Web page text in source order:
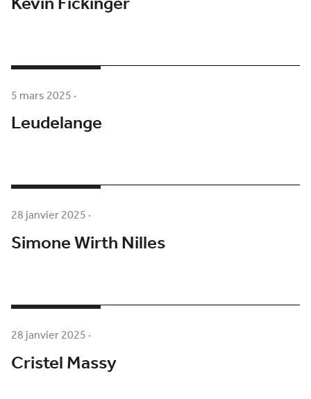
5 mars 2025·
Leudelange
28 janvier 2025·
Simone Wirth Nilles
28 janvier 2025·
Cristel Massy